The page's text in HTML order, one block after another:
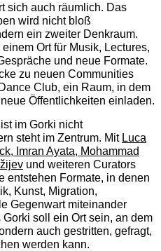
sich auch räumlich. Das
wird nicht bloß
ein zweiter Denkraum.
Ort für Musik, Lectures,
und neue Formate.
zu neuen Communities
Club, ein Raum, in dem
Öffentlichkeiten einladen.
im Gorki nicht
steht im Zentrum. Mit Luca
Imran Ayata, Mohammad
und weiteren Curators
entstehen Formate, in denen
Kunst, Migration,
Gegenwart miteinander
soll ein Ort sein, an dem
auch gestritten, gefragt,
werden kann.